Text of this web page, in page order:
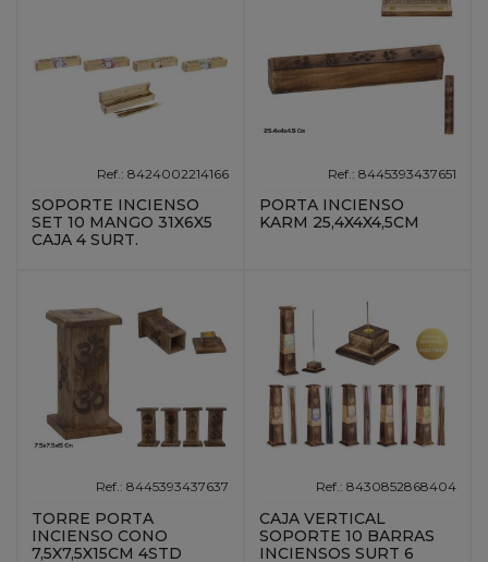
Ref.: 8424002214166
SOPORTE INCIENSO
SET 10 MANGO 31X6X5
CAJA 4 SURT.
Ref.: 8445393437651
PORTA INCIENSO
KARM 25,4X4X4,5CM
Ref.: 8445393437637
TORRE PORTA
INCIENSO CONO
7,5X7,5X15CM 4STD
Ref.: 8430852868404
CAJA VERTICAL
SOPORTE 10 BARRAS
INCIENSOS SURT 6